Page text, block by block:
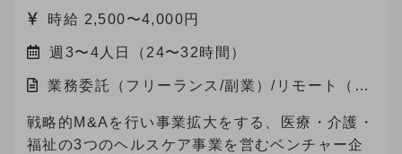
施する観点から、大変恐縮ですがご返信できない
ことがありますので、ご協力をお願いいたしま
両立できる点が大きな魅力です。 今回、当社は
これらのサービスにご関心をお持ちの企業様をご
紹介いただけるパートナーを募集しています。
時給 2,500〜4,000円
週3〜4人日（24〜32時間）
業務委託（フリーランス/副業）/リモート（在
戦略的M&Aを行い事業拡大をする、医療・介護・
福祉の3つのヘルスケア事業を営むベンチャー企